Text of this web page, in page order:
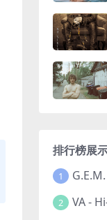
排行榜展
1
2